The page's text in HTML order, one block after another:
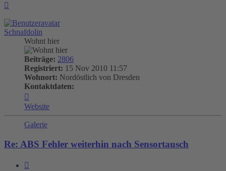
Schnafdolin
Wohnt hier
Beiträge: 2806
Registriert: 15 Nov 2010 11:57
Wohnort: Nordöstlich von Dresden
Kontaktdaten:
von
Schnafdolin
Website
Galerie
Re: ABS Fehler weiterhin nach Sensortausch